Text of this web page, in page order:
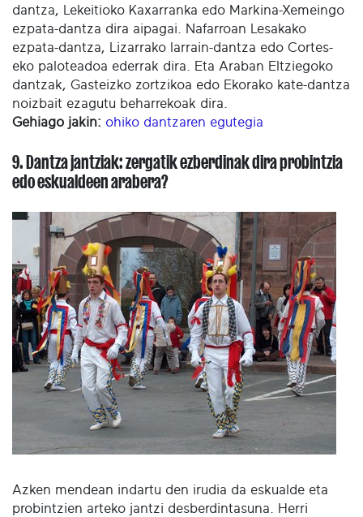
dantza, Lekeitioko Kaxarranka edo Markina-Xemeingo
ezpata-dantza dira aipagai. Nafarroan Lesakako
ezpata-dantza, Lizarrako larrain-dantza edo Cortes-
eko paloteadoa ederrak dira. Eta Araban Eltziegoko
dantzak, Gasteizko zortzikoa edo Ekorako kate-dantza
noizbait ezagutu beharrekoak dira.
Gehiago jakin: ohiko dantzaren egutegia
9. Dantza jantziak: zergatik ezberdinak dira probintzia
edo eskualdeen arabera?
Azken mendean indartu den irudia da eskualde eta
probintzien arteko jantzi desberdintasuna. Herri